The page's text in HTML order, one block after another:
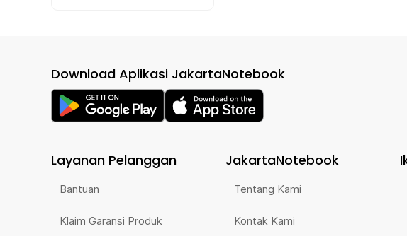
Download Aplikasi JakartaNotebook
Layanan Pelanggan
Bantuan
Klaim Garansi Produk
JakartaNotebook
Tentang Kami
Kontak Kami